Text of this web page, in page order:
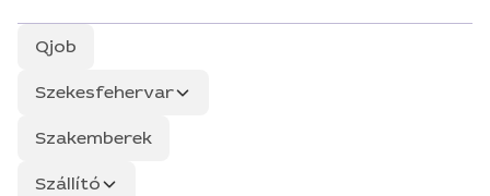
Qjob
Szekesfehervar
Szakemberek
Szállító